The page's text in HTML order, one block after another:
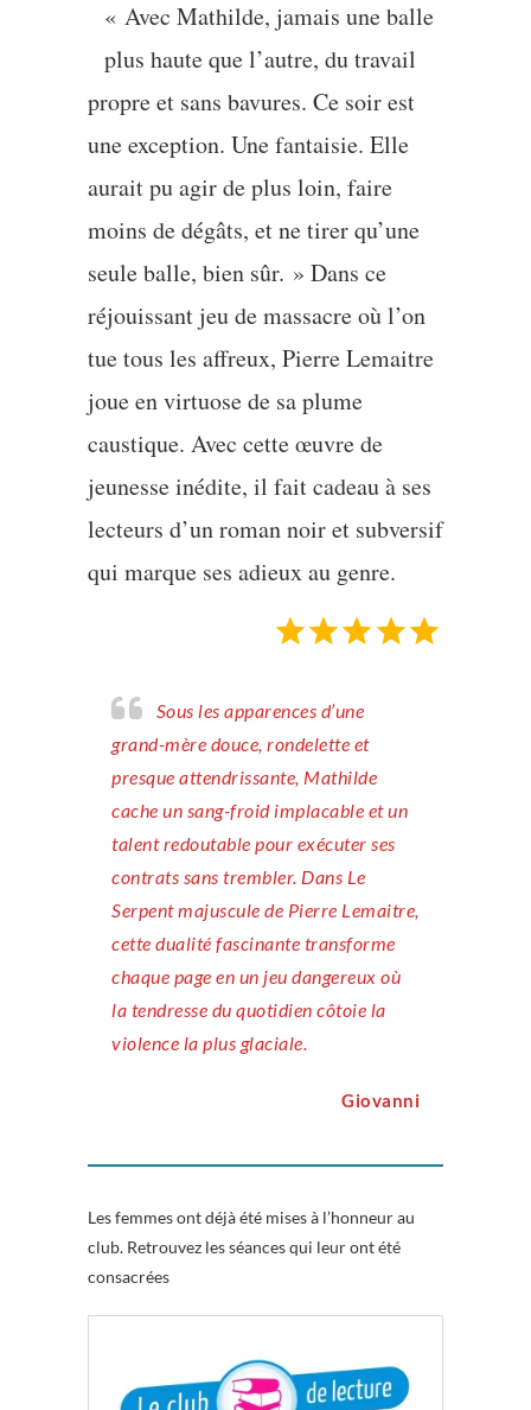
« Avec Mathilde, jamais une balle
plus haute que l’autre, du travail
propre et sans bavures. Ce soir est
une exception. Une fantaisie. Elle
aurait pu agir de plus loin, faire
moins de dégâts, et ne tirer qu’une
seule balle, bien sûr. » Dans ce
réjouissant jeu de massacre où l’on
tue tous les affreux, Pierre Lemaitre
joue en virtuose de sa plume
caustique. Avec cette œuvre de
jeunesse inédite, il fait cadeau à ses
lecteurs d’un roman noir et subversif
qui marque ses adieux au genre.
Sous les apparences d’une
grand-mère douce, rondelette et
presque attendrissante, Mathilde
cache un sang-froid implacable et un
talent redoutable pour exécuter ses
contrats sans trembler. Dans Le
Serpent majuscule de Pierre Lemaitre,
cette dualité fascinante transforme
chaque page en un jeu dangereux où
la tendresse du quotidien côtoie la
violence la plus glaciale.
Giovanni
Les femmes ont déjà été mises à l’honneur au
club. Retrouvez les séances qui leur ont été
consacrées